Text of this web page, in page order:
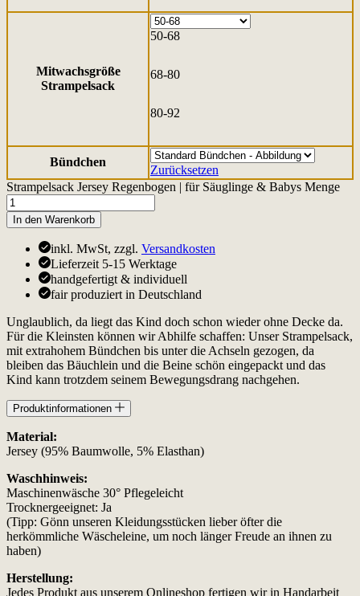
Mitwachsgröße
Strampelsack
50-68
68-80
80-92
Bündchen
Zurücksetzen
Strampelsack Jersey Regenbogen | für Säuglinge & Babys Menge
In den Warenkorb
inkl. MwSt, zzgl. Versandkosten
Lieferzeit 5-15 Werktage
handgefertigt & individuell
fair produziert in Deutschland
Unglaublich, da liegt das Kind doch schon wieder ohne Decke da.
Für die Kleinsten können wir Abhilfe schaffen: Unser Strampelsack,
mit extrahohem Bündchen bis unter die Achseln gezogen, da
bleiben das Bäuchlein und die Beine schön eingepackt und das
Kind kann trotzdem seinem Bewegungsdrang nachgehen.
Produktinformationen
Material:
Jersey (95% Baumwolle, 5% Elasthan)
Waschhinweis:
Maschinenwäsche 30° Pflegeleicht
Trocknergeeignet: Ja
(Tipp: Gönn unseren Kleidungsstücken lieber öfter die
herkömmliche Wäscheleine, um noch länger Freude an ihnen zu
haben)
Herstellung:
Jedes Produkt aus unserem Onlineshop fertigen wir in Handarbeit